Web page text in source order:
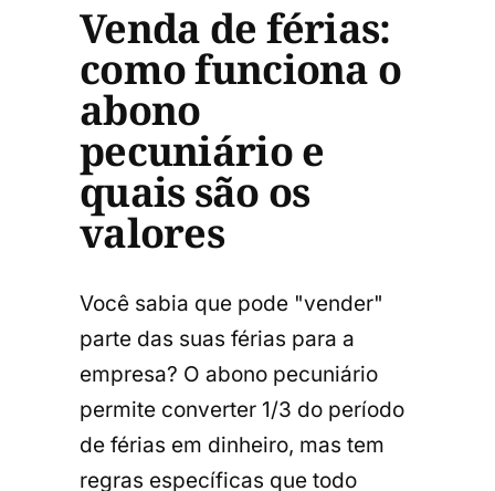
Venda de férias:
como funciona o
abono
pecuniário e
quais são os
valores
Você sabia que pode "vender"
parte das suas férias para a
empresa? O abono pecuniário
permite converter 1/3 do período
de férias em dinheiro, mas tem
regras específicas que todo